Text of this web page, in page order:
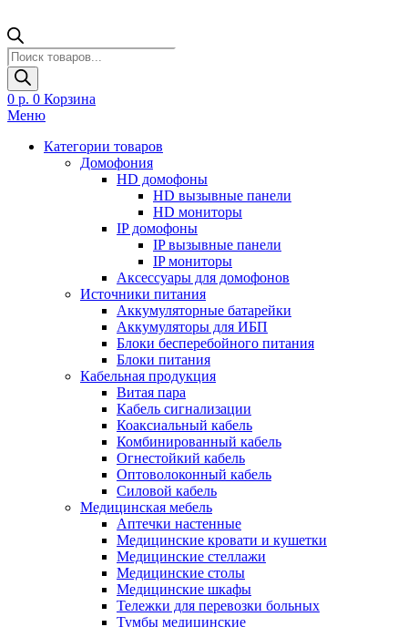
Поиск
товаров
0 р. 0 Корзина
Меню
Категории товаров
Домофония
HD домофоны
HD вызывные панели
HD мониторы
IP домофоны
IP вызывные панели
IP мониторы
Аксессуары для домофонов
Источники питания
Аккумуляторные батарейки
Аккумуляторы для ИБП
Блоки бесперебойного питания
Блоки питания
Кабельная продукция
Витая пара
Кабель сигнализации
Коаксиальный кабель
Комбинированный кабель
Огнестойкий кабель
Оптоволоконный кабель
Силовой кабель
Медицинская мебель
Аптечки настенные
Медицинские кровати и кушетки
Медицинские стеллажи
Медицинские столы
Медицинские шкафы
Тележки для перевозки больных
Тумбы медицинские